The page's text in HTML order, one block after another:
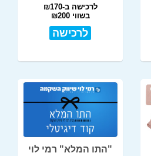
לרכישה ב-₪170
בשווי ₪200
לרכישה
"התו המלא" רמי לוי